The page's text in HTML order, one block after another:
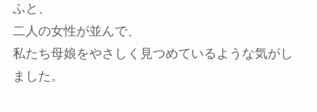
ふと、
二人の女性が並んで、
私たち母娘をやさしく見つめているような気がし
ました。